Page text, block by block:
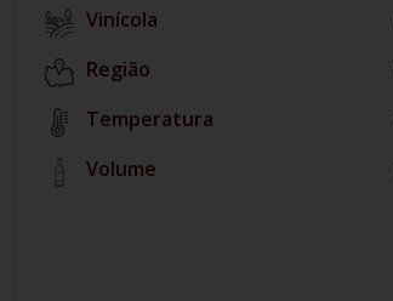
Vinícola
Região
Temperatura
Volume